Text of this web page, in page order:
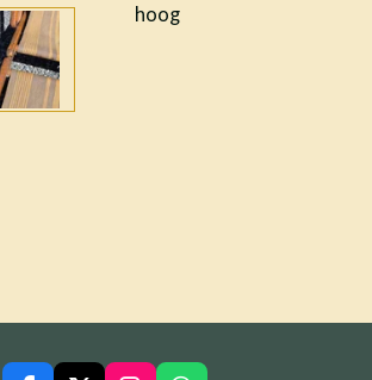
hoog